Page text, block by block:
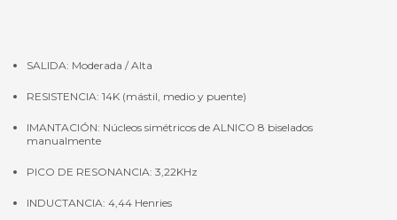
SALIDA: Moderada / Alta
RESISTENCIA: 14K (mástil, medio y puente)
IMANTACIÓN: Núcleos simétricos de ALNICO 8 biselados
manualmente
PICO DE RESONANCIA: 3,22KHz
INDUCTANCIA: 4,44 Henries